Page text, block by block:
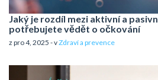
Jaký je rozdíl mezi aktivní a
potřebujete vědět o očkování
z pro 4, 2025 - vZdraví a prevence